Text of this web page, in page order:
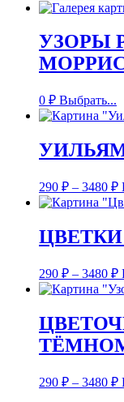
УЗОРЫ
0 ₽ Выбрать...
290 ₽ – 3480 ₽
290 ₽ – 3480 ₽
290 ₽ – 3480 ₽